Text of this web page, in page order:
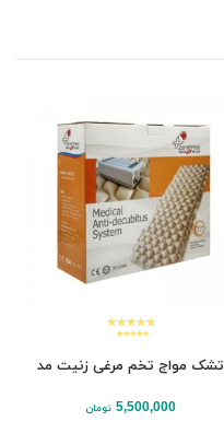
تشک مواج تخم مرغی زنیت مد
5,500,000 تومان